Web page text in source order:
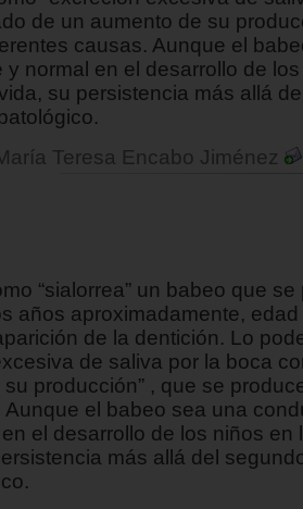
de un aumento de su
causas. Aunque el
y normal en el desarrollo de
su persistencia más allá
Teresa Encabo Jiménez
“sialorrea” un babeo que se
años aproximadamente,
de la dentición. Lo
de saliva por la boca
producción” , que se
el babeo sea una
el desarrollo de los niños en
más allá del